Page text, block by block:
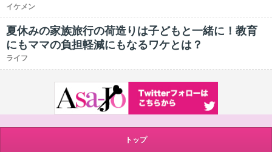
イケメン
夏休みの家族旅行の荷造りは子どもと一緒に！教育
にもママの負担軽減にもなるワケとは？
ライフ
トップ